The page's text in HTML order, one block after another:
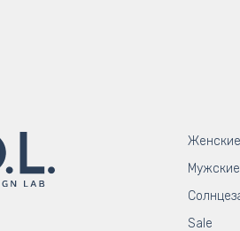
Женские
Мужские
Sale